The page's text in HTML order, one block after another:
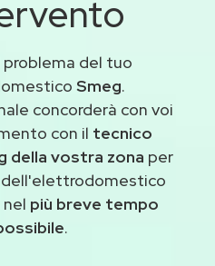
problema del tuo
Smeg.
concorderà con voi
con il tecnico
della vostra zona per
dell'elettrodomestico
nel più breve tempo
.